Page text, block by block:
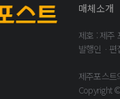
매체소개
제호 : 제주
발행인ㆍ편
제주포스트
Copyright